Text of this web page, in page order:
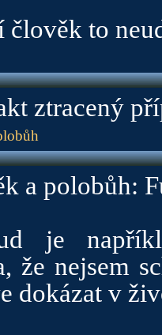
to
ztracený
a polobůh:
je
že nejsem
dokázat v